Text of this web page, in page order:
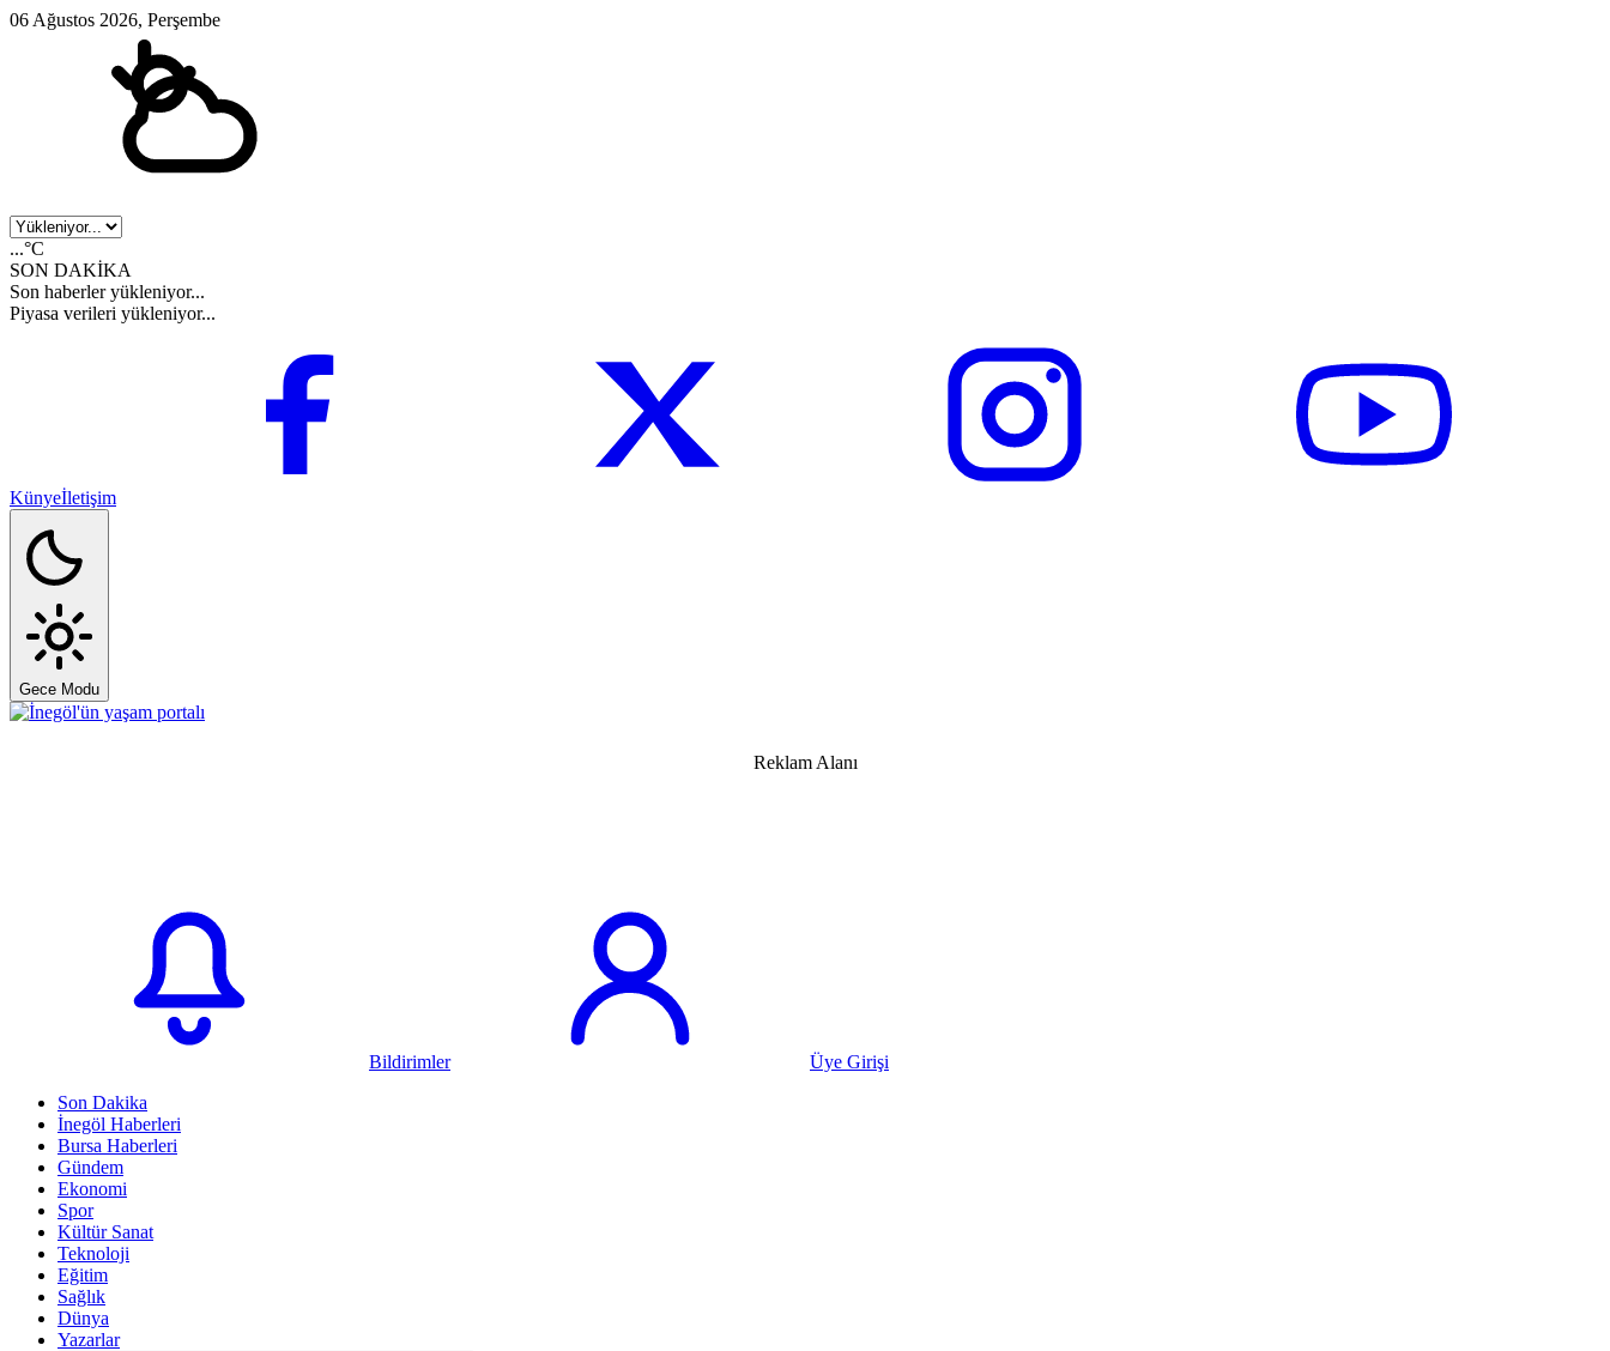
06 Ağustos 2026, Perşembe
...°C
SON DAKİKA
Son haberler yükleniyor...
Piyasa verileri yükleniyor...
Künyeİletişim
Gece Modu
Reklam Alanı
Bildirimler
Üye Girişi
Son Dakika
İnegöl Haberleri
Bursa Haberleri
Gündem
Ekonomi
Spor
Kültür Sanat
Teknoloji
Eğitim
Sağlık
Dünya
Yazarlar